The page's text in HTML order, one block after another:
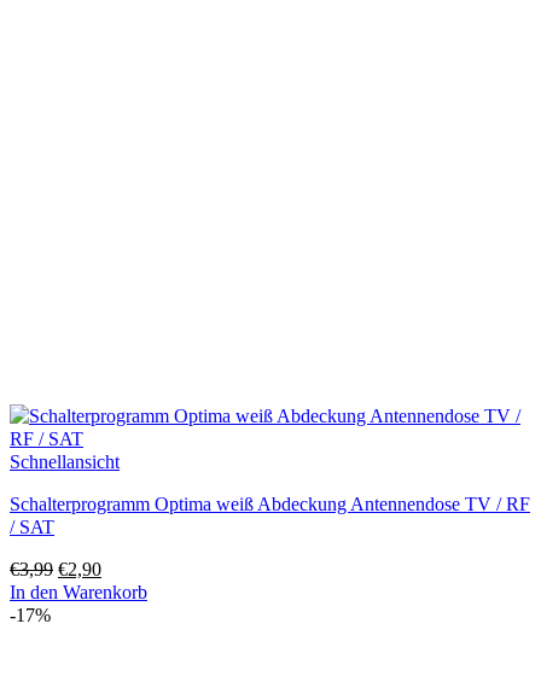
Schnellansicht
Schalterprogramm Optima weiß Abdeckung Antennendose TV / RF
/ SAT
€3,99 Ursprünglicher
Preis
€2,90Aktueller
Preis
In den Warenkorb
-17%